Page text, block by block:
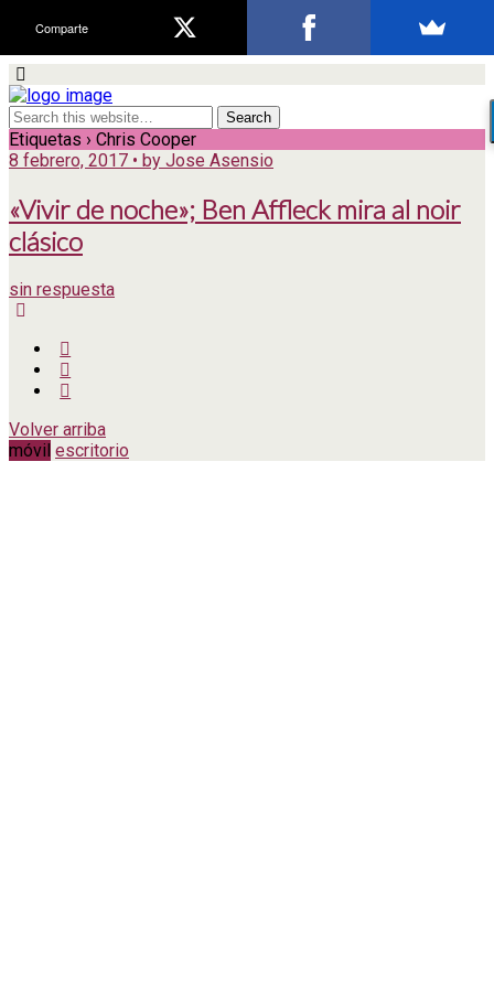
Etiquetas › Chris Cooper
8 febrero, 2017 • by Jose Asensio
«Vivir de noche»; Ben Affleck mira al noir
clásico
sin respuesta
Volver arriba
móvil escritorio
Comparte